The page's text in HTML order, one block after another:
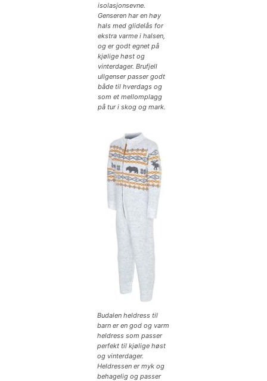
isolasjonsevne.
Genseren har en høy
hals med glidelås for
ekstra varme i halsen,
og er godt egnet på
kjølige høst og
vinterdager. Brufjell
ullgenser passer godt
både til hverdags og
som et mellomplagg
på tur i skog og mark.
Budalen heldress til
barn er en god og varm
heldress som passer
perfekt til kjølige høst
og vinterdager.
Heldressen er myk og
behagelig og passer